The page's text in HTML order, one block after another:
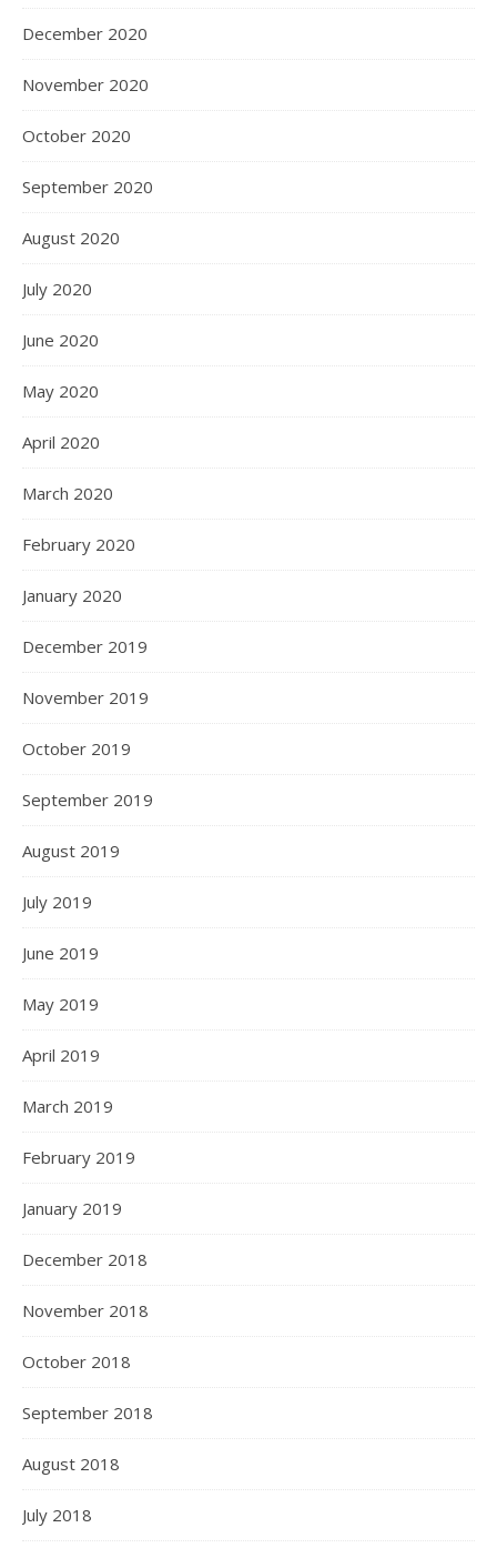
December 2020
November 2020
October 2020
September 2020
August 2020
July 2020
June 2020
May 2020
April 2020
March 2020
February 2020
January 2020
December 2019
November 2019
October 2019
September 2019
August 2019
July 2019
June 2019
May 2019
April 2019
March 2019
February 2019
January 2019
December 2018
November 2018
October 2018
September 2018
August 2018
July 2018